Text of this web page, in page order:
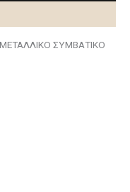
ΣΥΜΒΑΤΙΚΟ